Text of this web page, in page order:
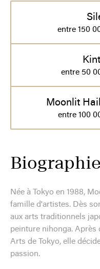
entre 150
entre 50
Moonlit
entre 100
Biographie
Née à Tokyo en 1988,
famille d'artistes. Dès
aux arts traditionnels
peinture nihonga. Après
Arts de Tokyo, elle
passion.